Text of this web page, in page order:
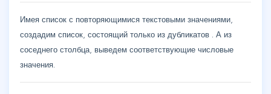
Имея список с повторяющимися текстовыми значениями,
создадим список, состоящий только из дубликатов . А из
соседнего столбца, выведем соответствующие числовые
значения.